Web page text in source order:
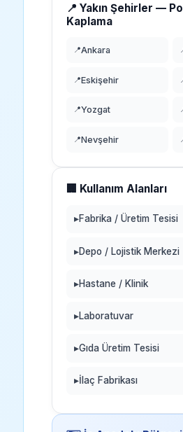
📍 Yakın Şehirler —
Kaplama
📍Ankara
📍Eskişehir
📍Yozgat
📍Nevşehir
🏢 Kullanım Alanları
▸Fabrika / Üretim Tesisi
▸Depo / Lojistik Merkezi
▸Hastane / Klinik
▸Laboratuvar
▸Gıda Üretim Tesisi
▸İlaç Fabrikası